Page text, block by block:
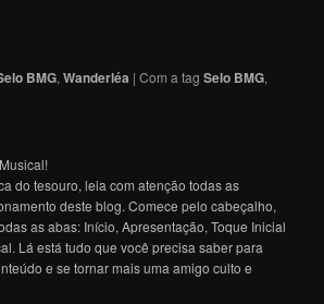
BMG,Wanderléa |Com a tagSelo BMG,
do tesouro, leia com atenção todas as
deste blog. Comece pelo cabeçalho,
as abas: Início, Apresentação, Toque Inicial
Lá está tudo que você precisa saber para
e se tornar mais uma amigo culto e